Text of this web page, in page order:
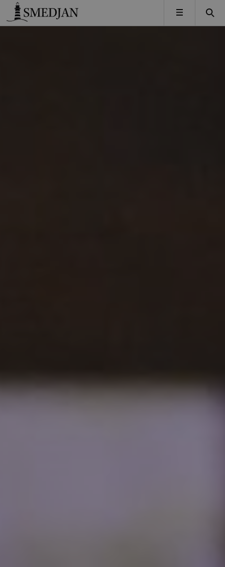
Timbro
MENY